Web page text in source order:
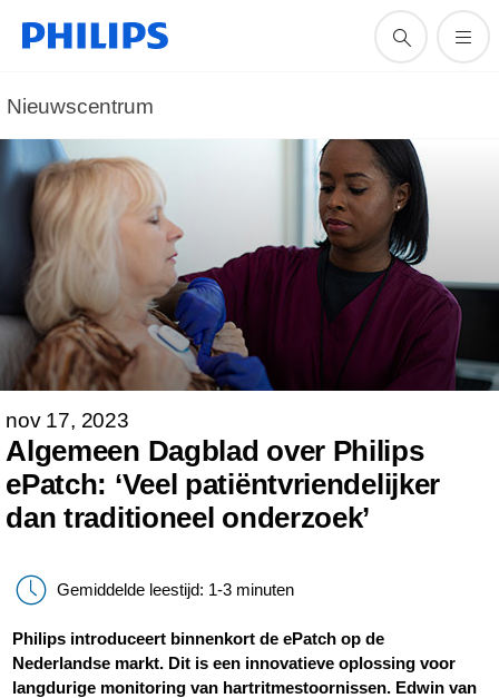
Nieuwscentrum
nov 17, 2023
Algemeen Dagblad over Philips
ePatch: ‘Veel patiëntvriendelijker
dan traditioneel onderzoek’
Gemiddelde leestijd: 1-3 minuten
Philips introduceert binnenkort de ePatch op de
Nederlandse markt. Dit is een innovatieve oplossing voor
langdurige monitoring van hartritmestoornissen. Edwin van